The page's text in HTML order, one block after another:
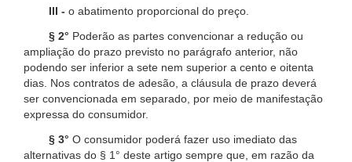
III - o abatimento proporcional do preço.
§ 2° Poderão as partes convencionar a redução ou
ampliação do prazo previsto no parágrafo anterior, não
podendo ser inferior a sete nem superior a cento e oitenta
dias. Nos contratos de adesão, a cláusula de prazo deverá
ser convencionada em separado, por meio de manifestação
expressa do consumidor.
§ 3° O consumidor poderá fazer uso imediato das
alternativas do § 1° deste artigo sempre que, em razão da